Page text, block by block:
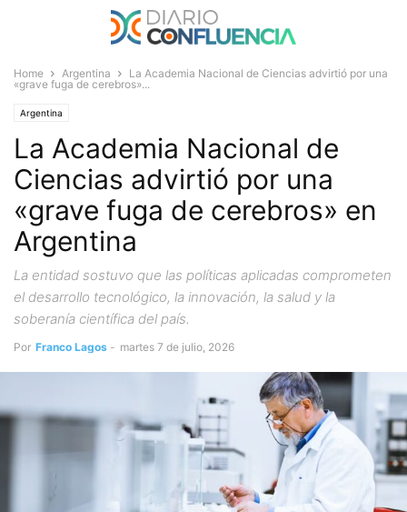
Home Argentina
La Academia Nacional de Ciencias advirtió por una
«grave fuga de cerebros»...
Argentina
La Academia Nacional de
Ciencias advirtió por una
«grave fuga de cerebros» en
Argentina
La entidad sostuvo que las políticas aplicadas comprometen
el desarrollo tecnológico, la innovación, la salud y la
soberanía científica del país.
Por Franco Lagos - martes 7 de julio, 2026